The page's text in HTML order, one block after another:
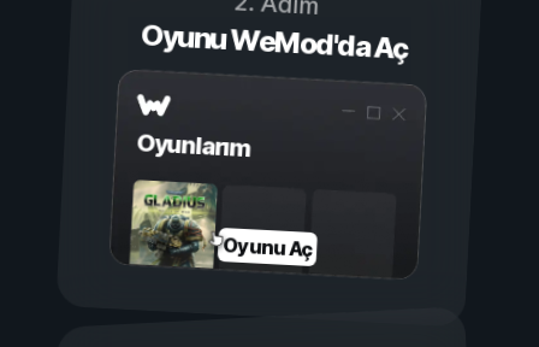
Oyunu WeMod'da Aç
Oyunlarım
Oyunu Aç